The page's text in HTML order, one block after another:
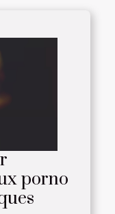
porno